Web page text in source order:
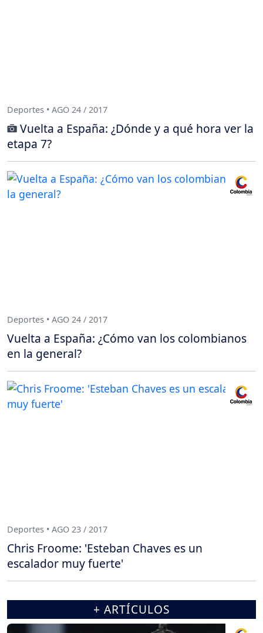
Deportes • AGO 24 / 2017
Vuelta a España: ¿Dónde y a qué hora ver la
etapa 7?
Deportes • AGO 24 / 2017
Vuelta a España: ¿Cómo van los colombianos
en la general?
Deportes • AGO 23 / 2017
Chris Froome: 'Esteban Chaves es un
escalador muy fuerte'
+ ARTÍCULOS